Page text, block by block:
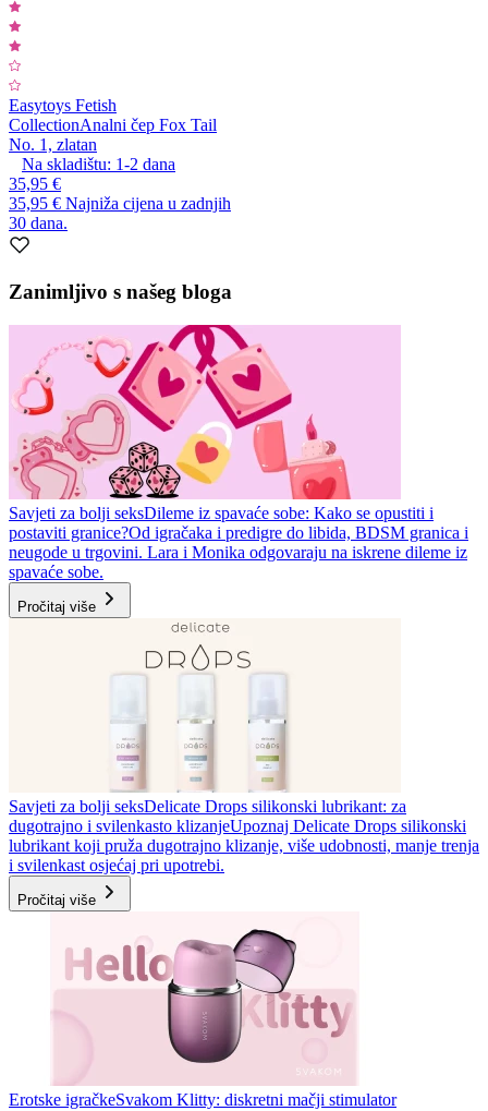
Easytoys Fetish
CollectionAnalni čep Fox Tail
No. 1, zlatan
Na skladištu: 1-2 dana
35,95 €
35,95 € Najniža cijena u zadnjih
30 dana.
Zanimljivo s našeg bloga
Savjeti za bolji seksDileme iz spavaće sobe: Kako se opustiti i
postaviti granice?Od igračaka i predigre do libida, BDSM granica i
neugode u trgovini. Lara i Monika odgovaraju na iskrene dileme iz
spavaće sobe.
Pročitaj više
Savjeti za bolji seksDelicate Drops silikonski lubrikant: za
dugotrajno i svilenkasto klizanjeUpoznaj Delicate Drops silikonski
lubrikant koji pruža dugotrajno klizanje, više udobnosti, manje trenja
i svilenkast osjećaj pri upotrebi.
Pročitaj više
Erotske igračkeSvakom Klitty: diskretni mačji stimulator